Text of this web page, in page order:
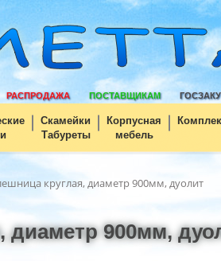
РАСПРОДАЖА ПОСТАВЩИКАМ
Скамейки
Табуреты
Корпусная
мебель
круглая, диаметр 900мм, дуолит
диаметр 900мм,